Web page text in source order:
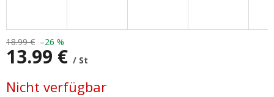
18.99 € –26 %
13.99 € / St
Nicht verfügbar